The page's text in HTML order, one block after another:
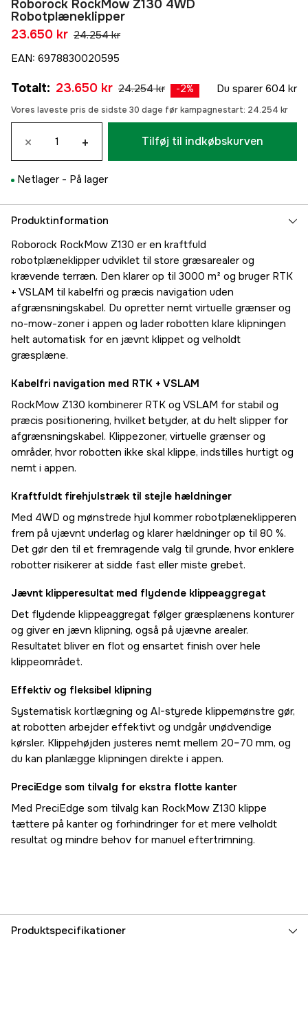
Roborock RockMow Z130 4WD
Robotplæneklipper
23.650 kr 24.254 kr
EAN: 6978830020595
Totalt: 23.650 kr 24.254 kr -2% Du sparer 604 kr
Vores laveste pris de sidste 30 dage før kampagnestart: 24.254 kr
× + Tilføj til indkøbskurven
Netlager - På lager
Produktinformation
Roborock RockMow Z130 er en kraftfuld
robotplæneklipper udviklet til store græsarealer og
krævende terræn. Den klarer op til 3000 m² og bruger RTK
+ VSLAM til kabelfri og præcis navigation uden
afgrænsningskabel. Du opretter nemt virtuelle grænser og
no-mow-zoner i appen og lader robotten klare klipningen
helt automatisk for en jævnt klippet og velholdt
græsplæne.
Kabelfri navigation med RTK + VSLAM
RockMow Z130 kombinerer RTK og VSLAM for stabil og
præcis positionering, hvilket betyder, at du helt slipper for
afgrænsningskabel. Klippezoner, virtuelle grænser og
områder, hvor robotten ikke skal klippe, indstilles hurtigt og
nemt i appen.
Kraftfuldt firehjulstræk til stejle hældninger
Med 4WD og mønstrede hjul kommer robotplæneklipperen
frem på ujævnt underlag og klarer hældninger op til 80 %.
Det gør den til et fremragende valg til grunde, hvor enklere
robotter risikerer at sidde fast eller miste grebet.
Jævnt klipperesultat med flydende klippeaggregat
Det flydende klippeaggregat følger græsplænens konturer
og giver en jævn klipning, også på ujævne arealer.
Resultatet bliver en flot og ensartet finish over hele
klippeområdet.
Effektiv og fleksibel klipning
Systematisk kortlægning og AI-styrede klippemønstre gør,
at robotten arbejder effektivt og undgår unødvendige
kørsler. Klippehøjden justeres nemt mellem 20–70 mm, og
du kan planlægge klipningen direkte i appen.
PreciEdge som tilvalg for ekstra flotte kanter
Med PreciEdge som tilvalg kan RockMow Z130 klippe
tættere på kanter og forhindringer for et mere velholdt
resultat og mindre behov for manuel eftertrimning.
Produktspecifikationer